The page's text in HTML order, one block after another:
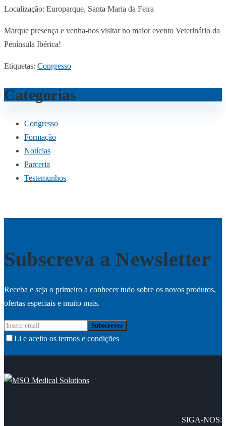
Localização: Europarque, Santa Maria da Feira
Marque presença e venha-nos visitar no maior evento Veterinário da
Península Ibérica!
Etiquetas: Congresso
Categorias
Congresso
Formação
Notícias
Parceria
Testemunhos
Subscreva a Newsletter
Receba e seja o primeiro a conhecer tudo sobre os novos produtos,
ofertas especiais e muito mais.
Li e aceito os termos e condições
SIGA-NOS: